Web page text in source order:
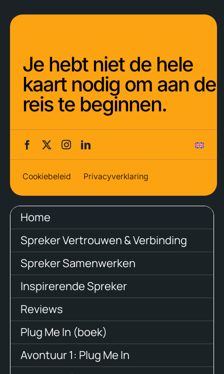
Je hebt niet de hele
kaart nodig om aan de
reis te beginnen.
Cookiebeleid Privacyverklaring
Home
Spreker Vertrouwen & Verbinding
Spreker Samenwerken
Inspirerende Spreker
Reviews
Plug Me In (boek)
Avontuur 1: Plug Me In